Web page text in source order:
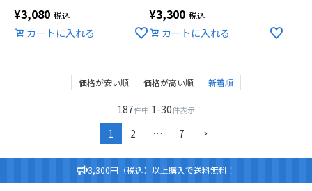
¥3,080 税込
カートに入れる
¥3,300 税込
カートに入れる
価格が安い順 価格が高い順 新着順
187件中 1-30件表示
1 2 … 7
3,300円（税込）以上購入で送料無料！